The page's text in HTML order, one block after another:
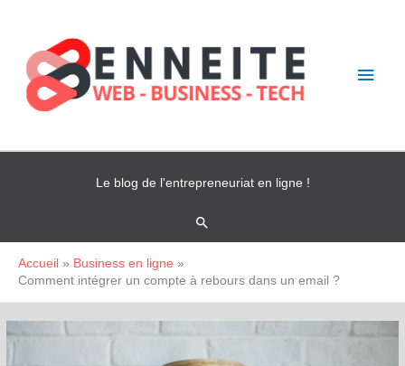
contenu
Le blog de l'entrepreneuriat en ligne !
Rechercher
Accueil
Business en ligne
Comment intégrer un compte à rebours dans un email ?